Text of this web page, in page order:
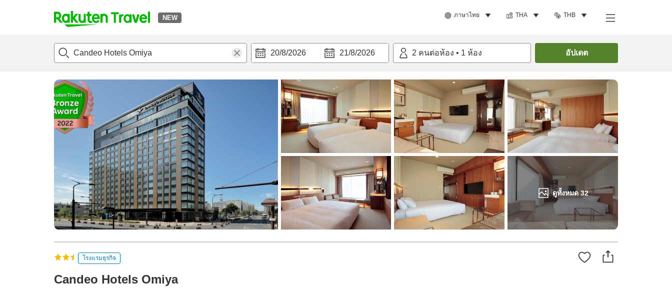
NEW ภาษาไทย THA THB
t
p
a
g
e
_
s
e
20/8/2026 21/8/2026 2 คนต่อห้อง • 1 ห้อง อัปเดต
ดูทั้งหมด 32
แนะนำที่พักห้องพักและแพลนพักรีวิว ค้นหาห้องพัก
โรงแรมธุรกิจ
Candeo Hotels Omiya